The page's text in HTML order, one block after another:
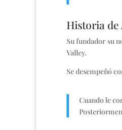
Historia de
Su fundador su
Valley.
Se desempeñó
Cuando le